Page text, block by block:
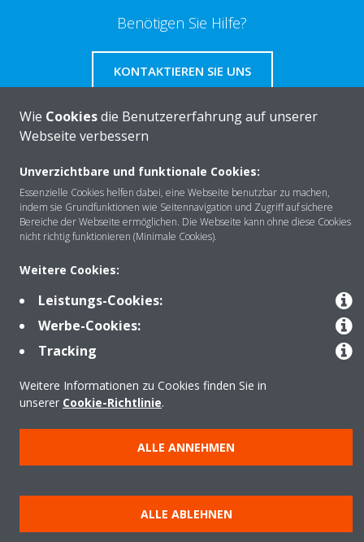
Benötigen Sie Hilfe?
KONTAKTIEREN SIE UNS
Über DAIKIN
Anwendungsbereiche
Kontakt
Produkte
Hinweis zu Cookies
Datenschutzrichtlinie
Unternehmensethik
Data Act
Wie Cookiesdie Benutzererfahrung auf unserer
Webseite verbessern
Unverzichtbare und funktionale Cookies:
Essenzielle Cookies helfen dabei, eine Webseite benutzbar zu machen,
indem sie Grundfunktionen wie Seitennavigation und Zugriff auf sichere
Bereiche der Webseite ermöglichen. Die Webseite kann ohne diese Cookies
nicht richtig funktionieren (Minimale Cookies).
Weitere Cookies:
Leistungs-Cookies:
Werbe-Cookies:
Tracking
Weitere Informationen zu Cookies finden Sie in
unserer Cookie-Richtlinie.
ALLE ANNEHMEN
ALLE ABLEHNEN